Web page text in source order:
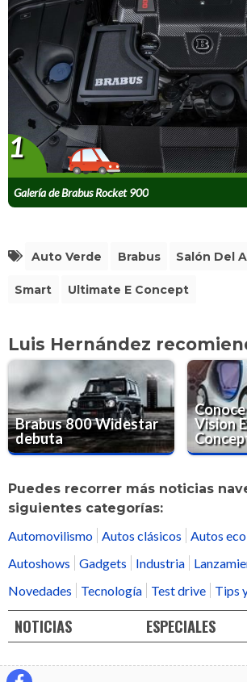
Galería de Brabus Rocket 900
1
Auto Verde Brabus Salón Del
Smart Ultimate E Concept
Luis Hernández
Brabus 800 Widestar
debuta
Vision
Puedes recorrer más noticias
siguientes categorías:
Automovilismo
Autos clásicos
Autos
Autoshows
Gadgets Industria
Novedades
Tecnología Test drive Tips
NOTICIAS ESPECIALES